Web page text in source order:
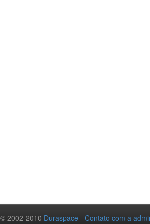
2002-2010 Duraspace - Contato com a